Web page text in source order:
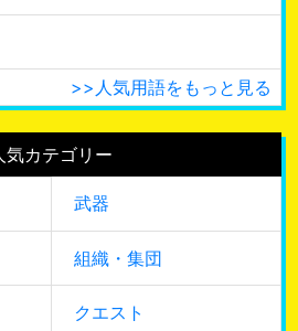
>>人気用語をもっと見る
気カテゴリー
武器
組織・集団
クエスト